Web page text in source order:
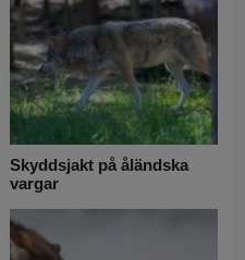
Skyddsjakt på åländska
vargar